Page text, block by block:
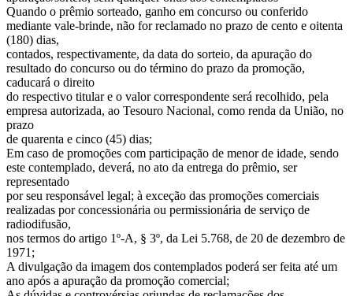
Quando o prêmio sorteado, ganho em concurso ou conferido
mediante vale-brinde, não for reclamado no prazo de cento e oitenta
(180) dias,
contados, respectivamente, da data do sorteio, da apuração do
resultado do concurso ou do término do prazo da promoção,
caducará o direito
do respectivo titular e o valor correspondente será recolhido, pela
empresa autorizada, ao Tesouro Nacional, como renda da União, no
prazo
de quarenta e cinco (45) dias;
Em caso de promoções com participação de menor de idade, sendo
este contemplado, deverá, no ato da entrega do prêmio, ser
representado
por seu responsável legal; à exceção das promoções comerciais
realizadas por concessionária ou permissionária de serviço de
radiodifusão,
nos termos do artigo 1º-A, § 3º, da Lei 5.768, de 20 de dezembro de
1971;
A divulgação da imagem dos contemplados poderá ser feita até um
ano após a apuração da promoção comercial;